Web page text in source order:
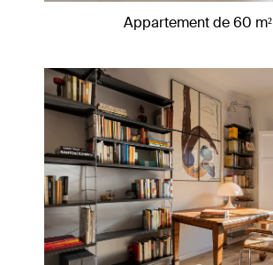
Appartement de 60 m²